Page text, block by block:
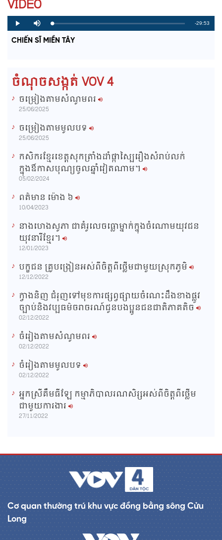
VIDEO
P
l
y
M
u
e
L
o
a
d
P
r
o
g
R
-29:53
CHIẾN SĨ MIỀN TÂY
ចំណុចសង្កត់ VOV 4
ចម្រៀងតាមសំណូមពរ
25/06/2025
ចម្រៀងតាមមូលបទ
25/06/2025
កសិករខ្មែរខេត្តសុកត្រាំងដាំផ្កាស្បៃរឿងសំរាប់លក់
ក្នុងឳកាសបុណ្យចូលឆ្នាំវៀតណាម។
05/02/2024
ពត៌មាន ម៉ោង​ ៦
10/04/2023
នាងហេងសូភា ជាគំរូលេចធ្លោម្នាក់ក្នុងចំណោមយុវជន
យុវនារីខ្មែរ។
12/01/2023
បក្ខជន គ្រូបង្រៀនអស់ពីចិត្តពីថ្លើមជាមួយស្រុកភូមិ
12/12/2022
ក្វាងនិញ ជំរុញទៅមុខការផ្សព្វផ្សាយចំណេះដឹងខាងផ្លូវ
ច្បាប់និងវប្បធម៌ចរាចរណ៍ជូនបងប្អូនជនជាតិភាគតិច
02/12/2022
ចំរៀងតាមសំណូមពរ
02/12/2022
ចំរៀងតាមមូលបទ
02/12/2022
អ្នកស្រីគឹមធីឡែ កម្មាភិបាលរណសិរ្សអស់ពីចិត្តពីថ្លើម
ជាមួយការងារ
27/11/2022
Cơ quan thường trú khu vực đồng bằng sông Cửu
Long